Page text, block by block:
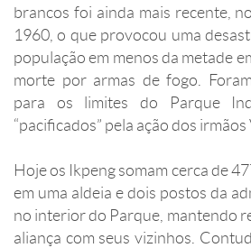
brancos foi ainda mais recente,
1960, o que provocou uma
população em menos da metade
morte por armas de fogo.
para os limites do Parque
“pacificados” pela ação dos
Hoje os Ikpeng somam cerca de
em uma aldeia e dois postos da
no interior do Parque, mantendo
aliança com seus vizinhos.